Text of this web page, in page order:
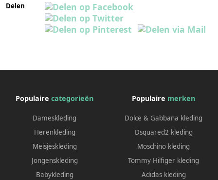
Delen
Populaire categorieën
Dameskleding
Herenkleding
Meisjeskleding
Jongenskleding
Babykleding
Populaire merken
Dolce & Gabbana kleding
Dsquared2 kleding
Moschino kleding
Tommy Hilfiger kleding
Adidas kleding